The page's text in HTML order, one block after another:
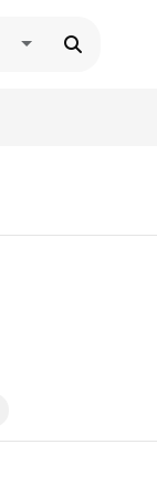
Toggle Dropdown